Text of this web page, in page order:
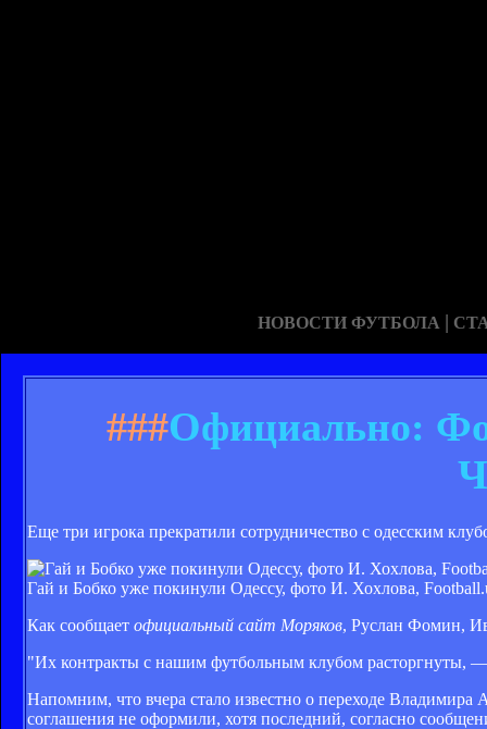
НОВОСТИ ФУТБОЛА |
###Официально:
Еще три игрока прекратили сотрудничество с одесским
Гай и Бобко уже покинули Одессу, фото И. Хохлова,
Как сообщает официальный сайт Моряков, Руслан Фомин,
"Их контракты с нашим футбольным клубом расторгнуты,
Напомним, что вчера стало известно о переходе
соглашения не оформили, хотя последний, согласно